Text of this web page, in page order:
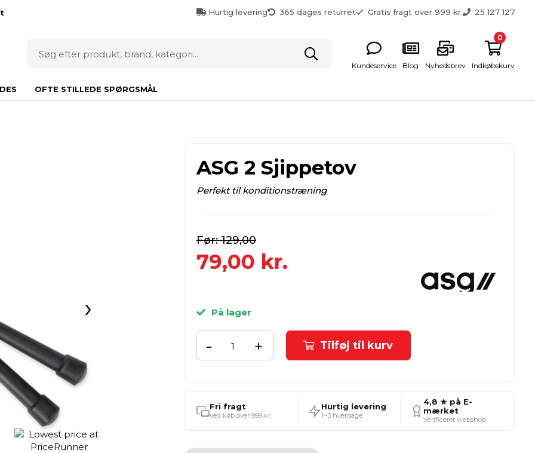
Hurtig levering 365 dages returret Gratis fragt over 999 kr. 25 127 127
Kundeservice Blog Nyhedsbrev Indkøbskurv
0
OFTE STILLEDE SPØRGSMÅL
›
ASG 2 Sjippetov
Perfekt til konditionstræning
129,00
79,00 kr.
På lager
+
- Tilføj til kurv
Fri fragt
ved køb over 999 kr.
Hurtig levering
1–3 hverdage
4,8 ★ på E-
mærket
Verificeret webshop